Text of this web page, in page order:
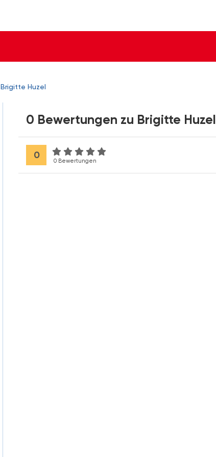
Brigitte Huzel
0 Bewertungen zu Brigitte Huzel
0
0 Bewertungen